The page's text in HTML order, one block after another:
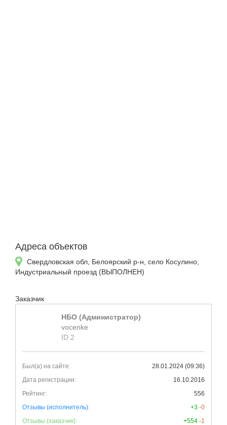
Адреса объектов
Свердловская обл, Белоярский р-н, село Косулино,
Индустриальный проезд (ВЫПОЛНЕН)
Заказчик
НБО (Администратор)
vocenke
ID 2
Был(а) на сайте:
28.01.2024 (09:36)
Дата регистрации:
16.10.2016
Рейтинг:
556
Отзывы (исполнитель):
+3 -0
Отзывы (заказчик):
+554 -1